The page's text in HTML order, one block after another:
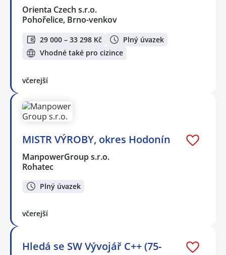
Orienta Czech s.r.o.
Pohořelice, Brno-venkov
29 000 – 33 298 Kč
Plný úvazek
Vhodné také pro cizince
včerejší
MISTR VÝROBY, okres Hodonín
ManpowerGroup s.r.o.
Rohatec
Plný úvazek
včerejší
Hledá se SW Vývojář C++ (75-